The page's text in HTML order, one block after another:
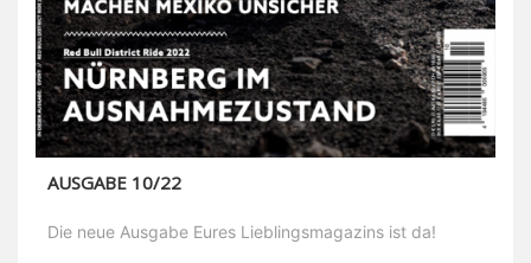
AUSGABE 10/22
Die neue Ausgabe Eures Lieblingsmagazins ist da!